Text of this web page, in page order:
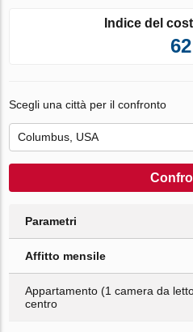
Indice del
62
Scegli una città per il confronto
Parametri
Affitto mensile
Appartamento (1 camera da
centro